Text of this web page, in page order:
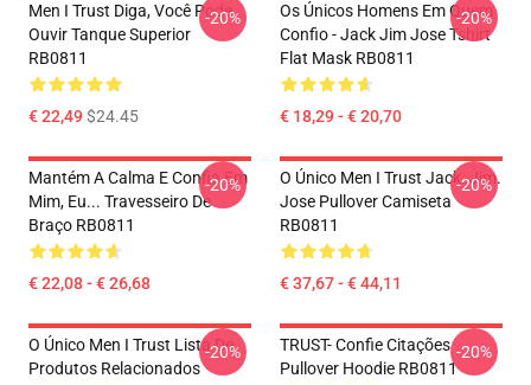
Men I Trust Diga, Você Pode
Ouvir Tanque Superior
RB0811
€ 22,49$24.45
-20%
Os Únicos Homens Em Quem
Confio - Jack Jim Jose Tshirt
Flat Mask RB0811
€ 18,29 - € 20,70
-20%
Mantém A Calma E Confia Em
Mim, Eu... Travesseiro De
Braço RB0811
€ 22,08 - € 26,68
-20%
O Único Men I Trust Jack. Jim.
Jose Pullover Camiseta
RB0811
€ 37,67 - € 44,11
-20%
O Único Men I Trust Lista De
Produtos Relacionados
-20%
TRUST- Confie Citações
Pullover Hoodie RB0811
-20%